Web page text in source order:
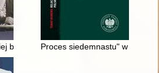
bydgoski epizodProces siedemnastu" w